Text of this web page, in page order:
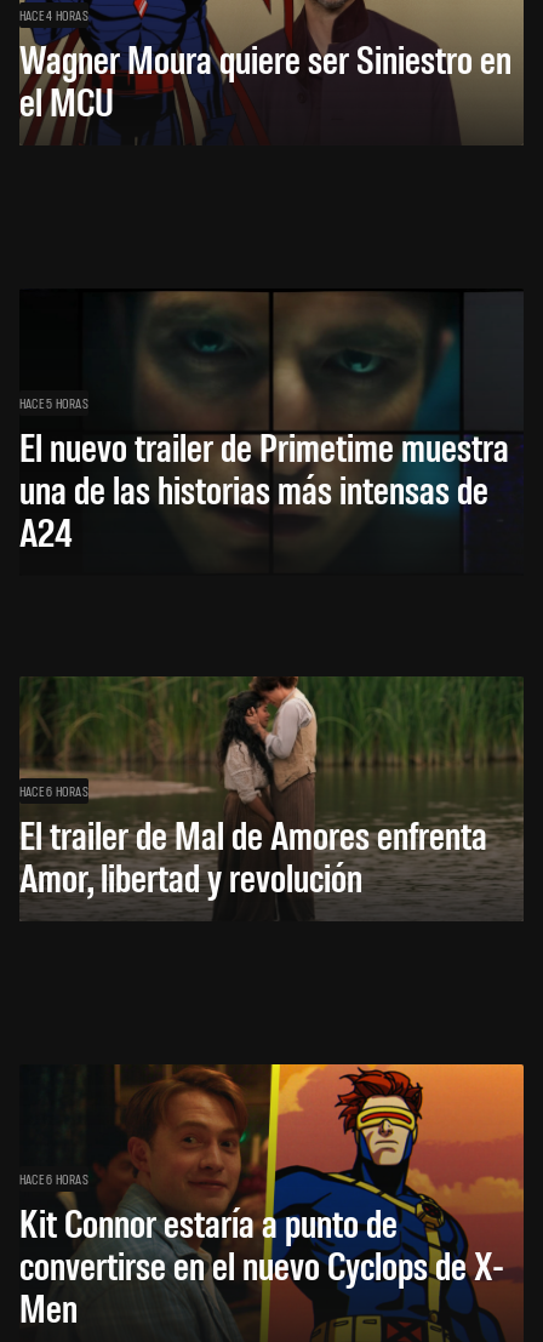
HACE 4 HORAS
Wagner Moura quiere ser Siniestro en
el MCU
HACE 5 HORAS
El nuevo trailer de Primetime muestra
una de las historias más intensas de
A24
HACE 6 HORAS
El trailer de Mal de Amores enfrenta
Amor, libertad y revolución
HACE 6 HORAS
Kit Connor estaría a punto de
convertirse en el nuevo Cyclops de X-
Men